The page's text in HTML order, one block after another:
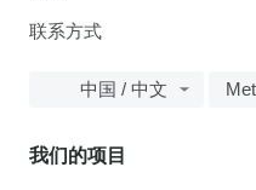
联系方式
中国 / 中文
我们的项目